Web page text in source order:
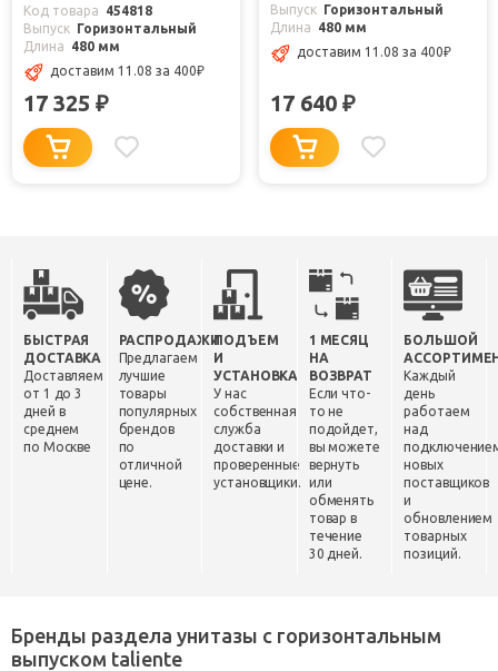
Код товара
454818
Выпуск Горизонтальный
Длина
480 мм
доставим 11.08 за 400₽
17 325 ₽
Выпуск Горизонтальный
Длина
480 мм
доставим 11.08 за 400₽
17 640 ₽
БЫСТРАЯ
ДОСТАВКА
Доставляем
от 1 до 3
дней в
среднем
по Москве
РАСПРОДАЖИ
Предлагаем
лучшие
товары
популярных
брендов
по
отличной
цене.
ПОДЪЕМ
И
УСТАНОВКА
У нас
собственная
служба
доставки и
проверенные
установщики.
1 МЕСЯЦ
НА
ВОЗВРАТ
Если что-
то не
подойдет,
вы можете
вернуть
или
обменять
товар в
течение
30 дней.
БОЛЬШОЙ
Каждый
день
работаем
над
новых
поставщиков
и
обновлением
товарных
позиций.
Бренды раздела унитазы с горизонтальным
выпуском taliente